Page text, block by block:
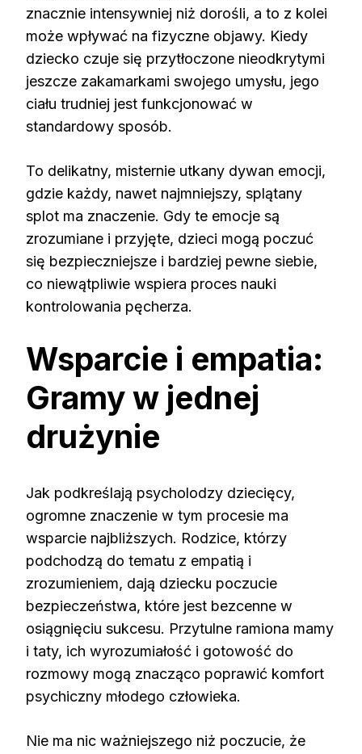
znacznie intensywniej niż dorośli, a to z kolei
może wpływać na fizyczne objawy. Kiedy
dziecko czuje się przytłoczone nieodkrytymi
jeszcze zakamarkami swojego umysłu, jego
ciału trudniej jest funkcjonować w
standardowy sposób.
To delikatny, misternie utkany dywan emocji,
gdzie każdy, nawet najmniejszy, splątany
splot ma znaczenie. Gdy te emocje są
zrozumiane i przyjęte, dzieci mogą poczuć
się bezpieczniejsze i bardziej pewne siebie,
co niewątpliwie wspiera proces nauki
kontrolowania pęcherza.
Wsparcie i empatia:
Gramy w jednej
drużynie
Jak podkreślają psycholodzy dziecięcy,
ogromne znaczenie w tym procesie ma
wsparcie najbliższych. Rodzice, którzy
podchodzą do tematu z empatią i
zrozumieniem, dają dziecku poczucie
bezpieczeństwa, które jest bezcenne w
osiągnięciu sukcesu. Przytulne ramiona mamy
i taty, ich wyrozumiałość i gotowość do
rozmowy mogą znacząco poprawić komfort
psychiczny młodego człowieka.
Nie ma nic ważniejszego niż poczucie, że